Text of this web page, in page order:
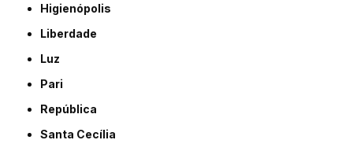
Higienópolis
Liberdade
Luz
Pari
República
Santa Cecília